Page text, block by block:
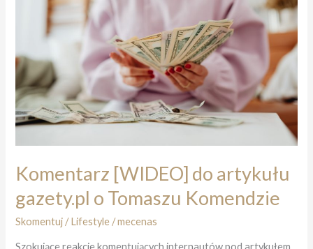
wciągnął
reszty
Komentarz [WIDEO] do artykułu
gazety.pl o Tomaszu Komendzie
Skomentuj /Lifestyle /mecenas